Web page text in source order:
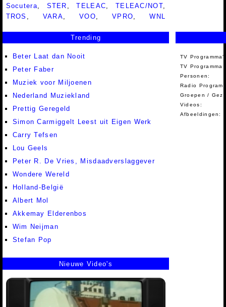
Socutera, STER ,TELEAC, TELEAC/NOT,
TROS , VARA,VOO,VPRO,WNL
Trending
Beter Laat dan Nooit
Peter Faber
Muziek voor Miljoenen
Nederland Muziekland
Prettig Geregeld
Simon Carmiggelt Leest uit Eigen Werk
Carry Tefsen
Lou Geels
Peter R. De Vries, Misdaadverslaggever
Wondere Wereld
Holland-België
Albert Mol
Akkemay Elderenbos
Wim Neijman
Stefan Pop
TV
TV Programma
Personen:
Radio
Groepen /
Videos:
Afbeeldingen:
Nieuwe Video's